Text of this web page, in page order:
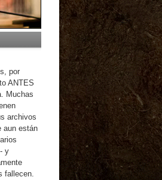
por
ANTES
Muchas
archivos
aun están
y
fallecen.